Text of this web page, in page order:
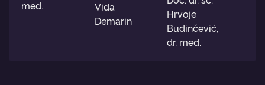
med.
Vida
Demarin
Hrvoje
Budinčević,
dr. med.